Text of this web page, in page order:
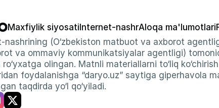
Maxfiylik siyosati Internet-nashrAloqa ma'lumotlari
nashrining (O‘zbekiston matbuot va axborot
va ommaviy kommunikatsiyalar agentligi)
olingan. Matnli materiallarni to‘liq
foydalanishga “daryo.uz” saytiga giperhavola
taqdirda yo‘l qo‘yiladi.